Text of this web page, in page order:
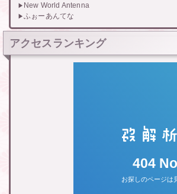
New World Antenna
ふぉーあんてな
アクセスランキング